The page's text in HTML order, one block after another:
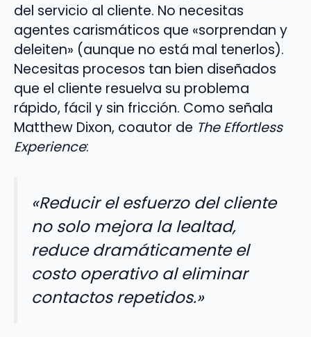
del servicio al cliente. No necesitas
agentes carismáticos que «sorprendan y
deleiten» (aunque no está mal tenerlos).
Necesitas procesos tan bien diseñados
que el cliente resuelva su problema
rápido, fácil y sin fricción. Como señala
Matthew Dixon, coautor de The Effortless
Experience:
«Reducir el esfuerzo del cliente
no solo mejora la lealtad,
reduce dramáticamente el
costo operativo al eliminar
contactos repetidos.»